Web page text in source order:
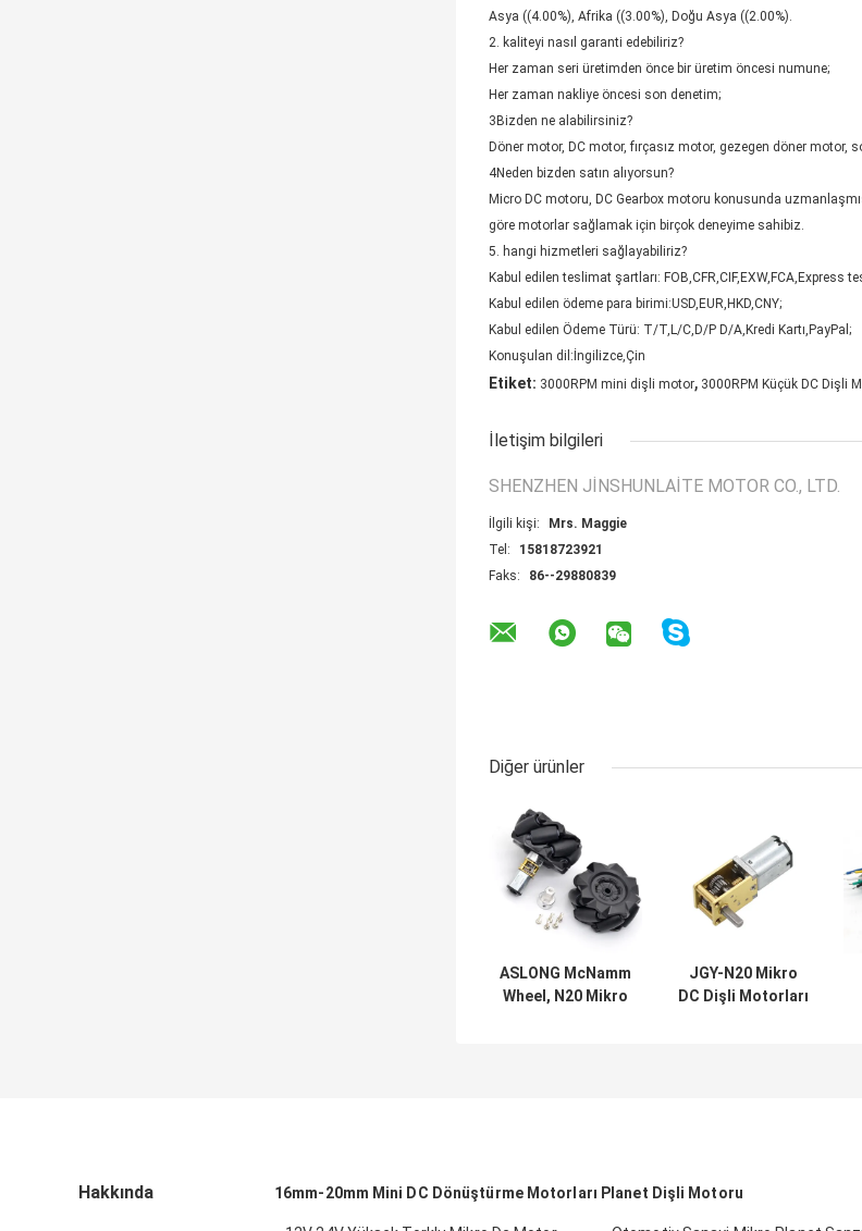
Asya ((4.00%), Afrika ((3.00%), Doğu Asya ((2.00%).
2. kaliteyi nasıl garanti edebiliriz?
Her zaman seri üretimden önce bir üretim öncesi numune;
Her zaman nakliye öncesi son denetim;
3Bizden ne alabilirsiniz?
Döner motor, DC motor, fırçasız motor, gezegen döner motor,
4Neden bizden satın alıyorsun?
Micro DC motoru, DC Gearbox motoru konusunda
göre motorlar sağlamak için birçok deneyime sahibiz.
5. hangi hizmetleri sağlayabiliriz?
Kabul edilen teslimat şartları: FOB,CFR,CIF,EXW,FCA,Express
Kabul edilen ödeme para birimi:USD,EUR,HKD,CNY;
Kabul edilen Ödeme Türü: T/T,L/C,D/P D/A,Kredi Kartı,PayPal;
Konuşulan dil:İngilizce,Çin
Etiket: 3000RPM mini dişli motor, 3000RPM Küçük DC Dişli
İletişim bilgileri
SHENZHEN JINSHUNLAITE MOTOR CO., LTD.
İlgili kişi:
Mrs. Maggie
Tel:
15818723921
Faks:
86--29880839
Diğer ürünler
ASLONG McNamm
Wheel, N20 Mikro
JGY-N20 Mikro
DC Dişli Motorları
Hakkında 16mm-20mm Mini DC Dönüştürme Motorları Planet Dişli Motoru